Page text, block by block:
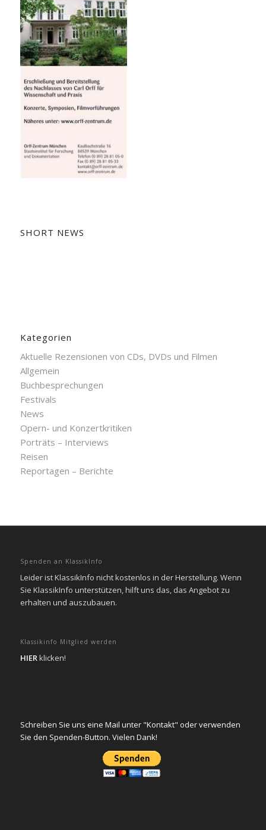
SHORT NEWS
Kategorien
Aktuelle Rezensionen von CDs, DVDs und Filmen
Allgemein
Buchbesprechungen
Festivals
News
Opern- und Konzertkritiken
Porträts – Interviews
Reisen
Reportagen – Berichte
Spenden an KlassikInfo
Leider ist KlassikInfo nicht kostenlos in der Herstellung. Wenn
Sie KlassikInfo unterstützen, hilft uns das, das Angebot zu
erhalten und auszubauen.
Klassikinfo Mitglied werden
HIERklicken!
Schreiben Sie uns eine Mail unter "Kontakt" oder verwenden
Sie den Spenden-Button. Vielen Dank!